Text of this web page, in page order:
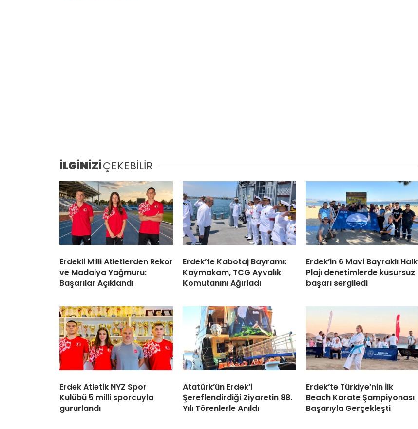
İLGİNİZİÇEKEBİLİR
Erdekli Milli Atletlerden Rekor
ve Madalya Yağmuru:
Başarılar Açıklandı
Erdek’te Kabotaj Bayramı:
Kaymakam, TCG Ayvalık
Komutanını Ağırladı
Erdek’in 6 Mavi Bayraklı Halk
Plajı denetimlerde kusursuz
başarı sergiledi
Erdek Atletik NYZ Spor
Kulübü 5 milli sporcuyla
gururlandı
Atatürk’ün Erdek’i
Şereflendirdiği Ziyaretin 88.
Yılı Törenlerle Anıldı
Erdek’te Türkiye’nin İlk
Beach Karate Şampiyonası
Başarıyla Gerçekleşti